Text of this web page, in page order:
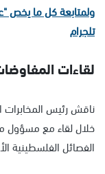
تلجرام
لقاءات
ناقش رئيس المخابرات
خلال لقاء مع مسؤول
الفصائل الفلسطينية